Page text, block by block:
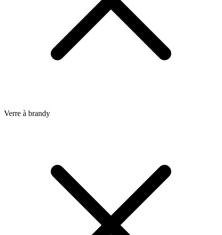
Verre à brandy